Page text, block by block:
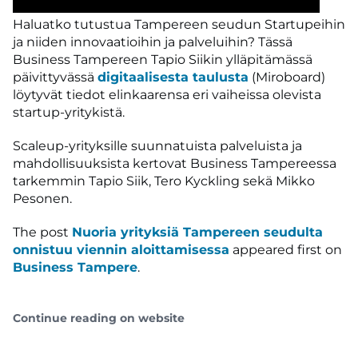
Haluatko tutustua Tampereen seudun Startupeihin
ja niiden innovaatioihin ja palveluihin? Tässä
Business Tampereen Tapio Siikin ylläpitämässä
päivittyvässä digitaalisesta taulusta (Miroboard)
löytyvät tiedot elinkaarensa eri vaiheissa olevista
startup-yritykistä.
Scaleup-yrityksille suunnatuista palveluista ja
mahdollisuuksista kertovat Business Tampereessa
tarkemmin Tapio Siik, Tero Kyckling sekä Mikko
Pesonen.
The post Nuoria yrityksiä Tampereen seudulta
onnistuu viennin aloittamisessa appeared first on
Business Tampere.
Continue reading on website